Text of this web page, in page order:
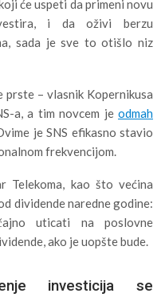
će uspeti da primeni novu
i da oživi berzu
sada je sve to otišlo niz
– vlasnik Kopernikusa
a, a tim novcem je odmah
je SNS efikasno stavio
frekvencijom.
Telekoma, kao što većina
dividende naredne godine:
uticati na poslovne
ako je uopšte bude.
investicija se